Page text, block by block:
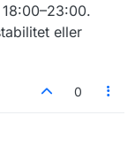
eller
0